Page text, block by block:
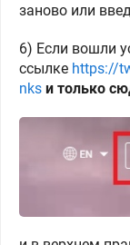
заново или
6) Если вошли
ссылке https://
nks и только